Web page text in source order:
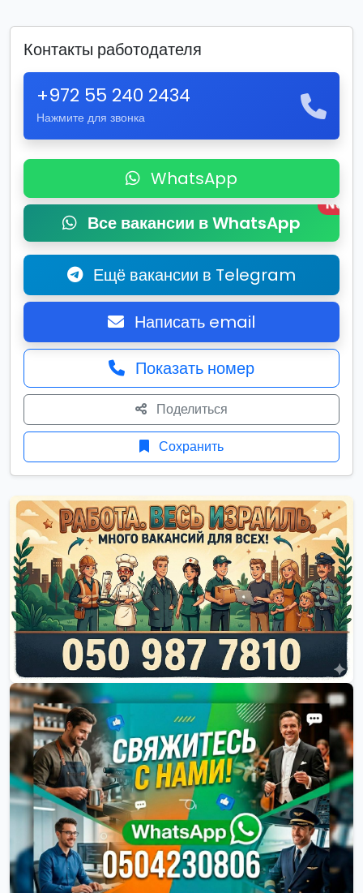
Контакты работодателя
+972 55 240 2434
Нажмите для звонка
WhatsApp
Все вакансии в WhatsApp
New
Ещё вакансии в Telegram
Написать email
Показать номер
Поделиться
Сохранить